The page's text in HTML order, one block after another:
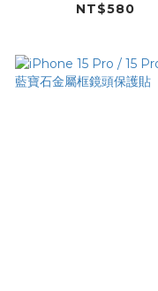
貼
NT$580